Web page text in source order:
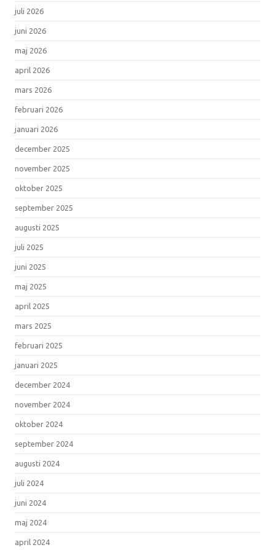
juli 2026
juni 2026
maj 2026
april 2026
mars 2026
februari 2026
januari 2026
december 2025
november 2025
oktober 2025
september 2025
augusti 2025
juli 2025
juni 2025
maj 2025
april 2025
mars 2025
februari 2025
januari 2025
december 2024
november 2024
oktober 2024
september 2024
augusti 2024
juli 2024
juni 2024
maj 2024
april 2024